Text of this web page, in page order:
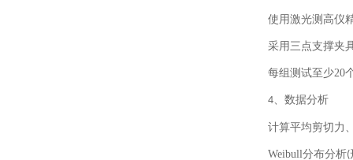
使用激光测高仪
采用三点支撑夹
每组测试至少20
4、 数据分析
计算平均剪切力
Weibull分布分析(